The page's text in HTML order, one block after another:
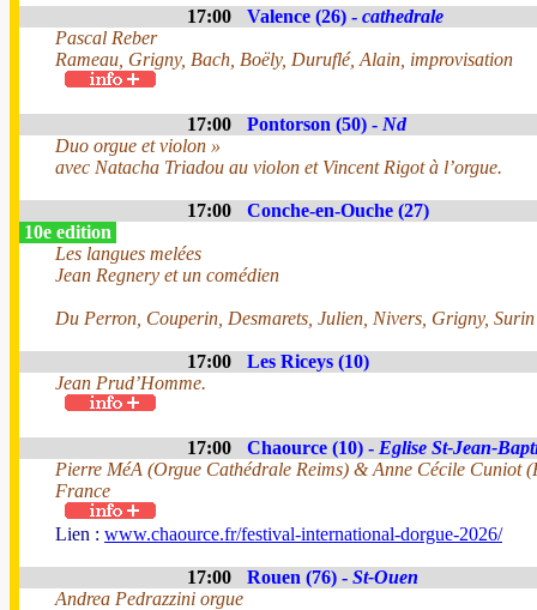
17:00 Valence (26) - cathedrale
Pascal Reber
Rameau, Grigny, Bach, Boëly, Duruflé, Alain, improvisation
17:00 Pontorson (50) - Nd
Duo orgue et violon »
avec Natacha Triadou au violon et Vincent Rigot à l’orgue.
17:00
Conche-en-Ouche (27)
10e edition
Les langues melées
Jean Regnery et un comédien
Du Perron, Couperin, Desmarets, Julien, Nivers, Grigny, Surin
17:00
Les Riceys (10)
Jean Prud’Homme.
17:00 Chaource (10) - Eglise St-Jean-
Pierre MéA (Orgue Cathédrale Reims) & Anne Cécile Cuniot
France
Lien : www.chaource.fr/festival-international-dorgue-2026/
17:00 Rouen (76) - St-Ouen
Andrea Pedrazzini orgue